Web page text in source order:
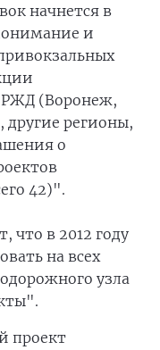
начнется в
и
РЖД (Воронеж,
другие регионы,
о
42)".
что в 2012 году
на всех
узла
проект